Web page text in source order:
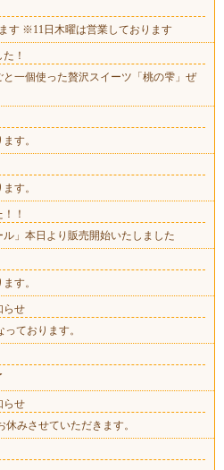
す ※11日木曜は営業しております
！
一個使った贅沢スイーツ「桃の雫」ぜ
す。
す。
！
」本日より販売開始いたしました
す。
せ
ております。
せ
休みさせていただきます。